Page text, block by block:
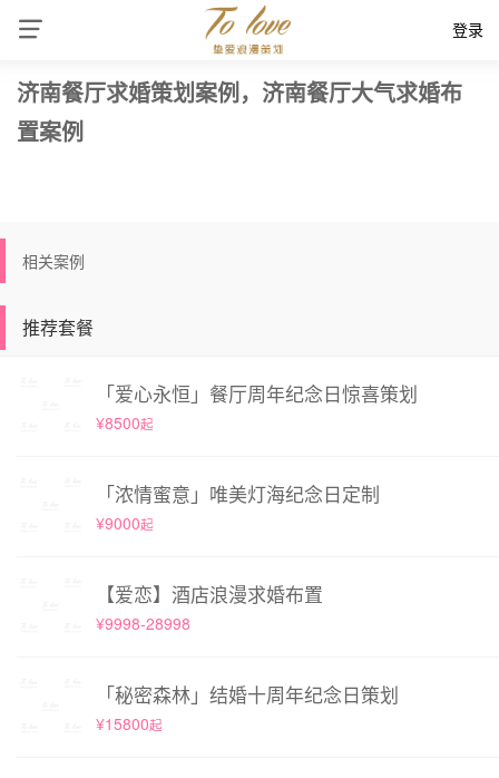
登录
济南餐厅求婚策划案例，济南餐厅大气求婚布
置案例
相关案例
推荐套餐
「爱心永恒」餐厅周年纪念日惊喜策划
¥8500起
「浓情蜜意」唯美灯海纪念日定制
¥9000起
【爱恋】酒店浪漫求婚布置
¥9998-28998
「秘密森林」结婚十周年纪念日策划
¥15800起